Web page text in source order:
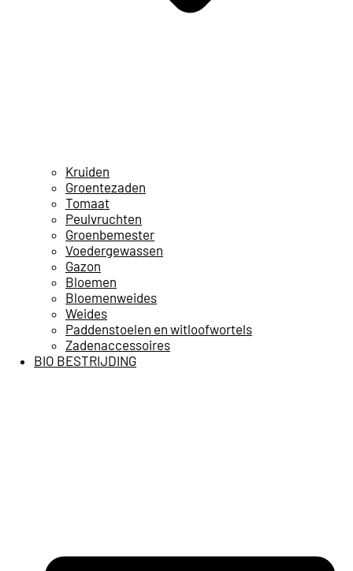
Kruiden
Groentezaden
Tomaat
Peulvruchten
Groenbemester
Voedergewassen
Gazon
Bloemen
Bloemenweides
Weides
Paddenstoelen en witloofwortels
Zadenaccessoires
BIO BESTRIJDING